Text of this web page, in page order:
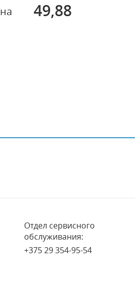
49,88
Отдел сервисного
обслуживания:
+375 29 354-95-54